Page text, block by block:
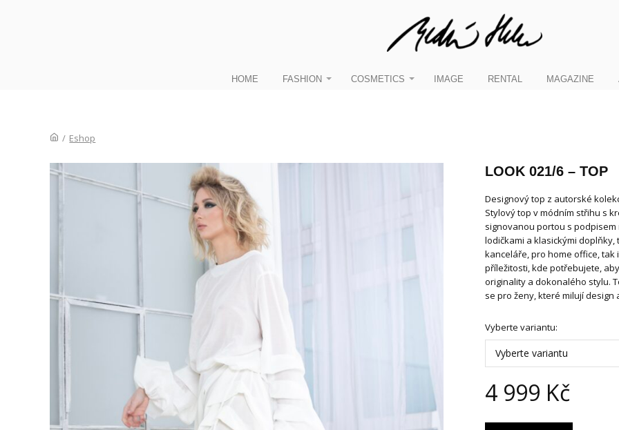
HOME FASHION COSMETICS IMAGE RENTAL MAGAZINE
/ Eshop
LOOK 021/6 – TOP
Designový top z autorské
Stylový top v módním střihu s
signovanou portou s
lodičkami a klasickými
kanceláře, pro home office,
příležitosti, kde potřebujete,
originality a dokonalého stylu.
se pro ženy, které milují
Vyberte variantu:
Vyberte variantu
4 999 Kč